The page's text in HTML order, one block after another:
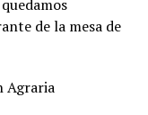
de la mesa de
Agraria